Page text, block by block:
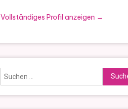
Vollständiges Profil anzeigen →
Suchen
nach: